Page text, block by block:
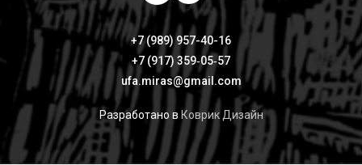
Разработано в Коврик Дизайн
+7 (989) 957-40-16
+7 (917) 359‑05‑57
ufa.miras@gmail.com